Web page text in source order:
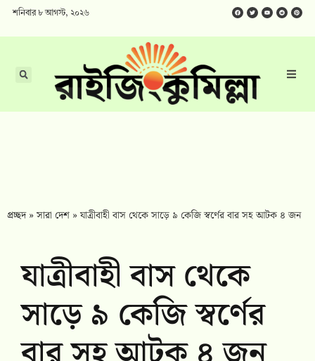
শনিবার ৮ আগস্ট, ২০২৬
প্রচ্ছদ»সারা দেশ »যাত্রীবাহী বাস থেকে সাড়ে ৯ কেজি স্বর্ণের বার সহ আটক ৪ জন
যাত্রীবাহী বাস থেকে
সাড়ে ৯ কেজি স্বর্ণের